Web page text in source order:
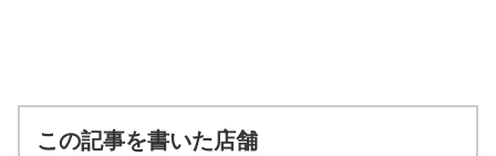
この記事を書いた店舗